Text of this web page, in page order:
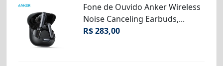
Fone de Ouvido Anker Wireless
Noise Canceling Earbuds,...
R$ 283,00